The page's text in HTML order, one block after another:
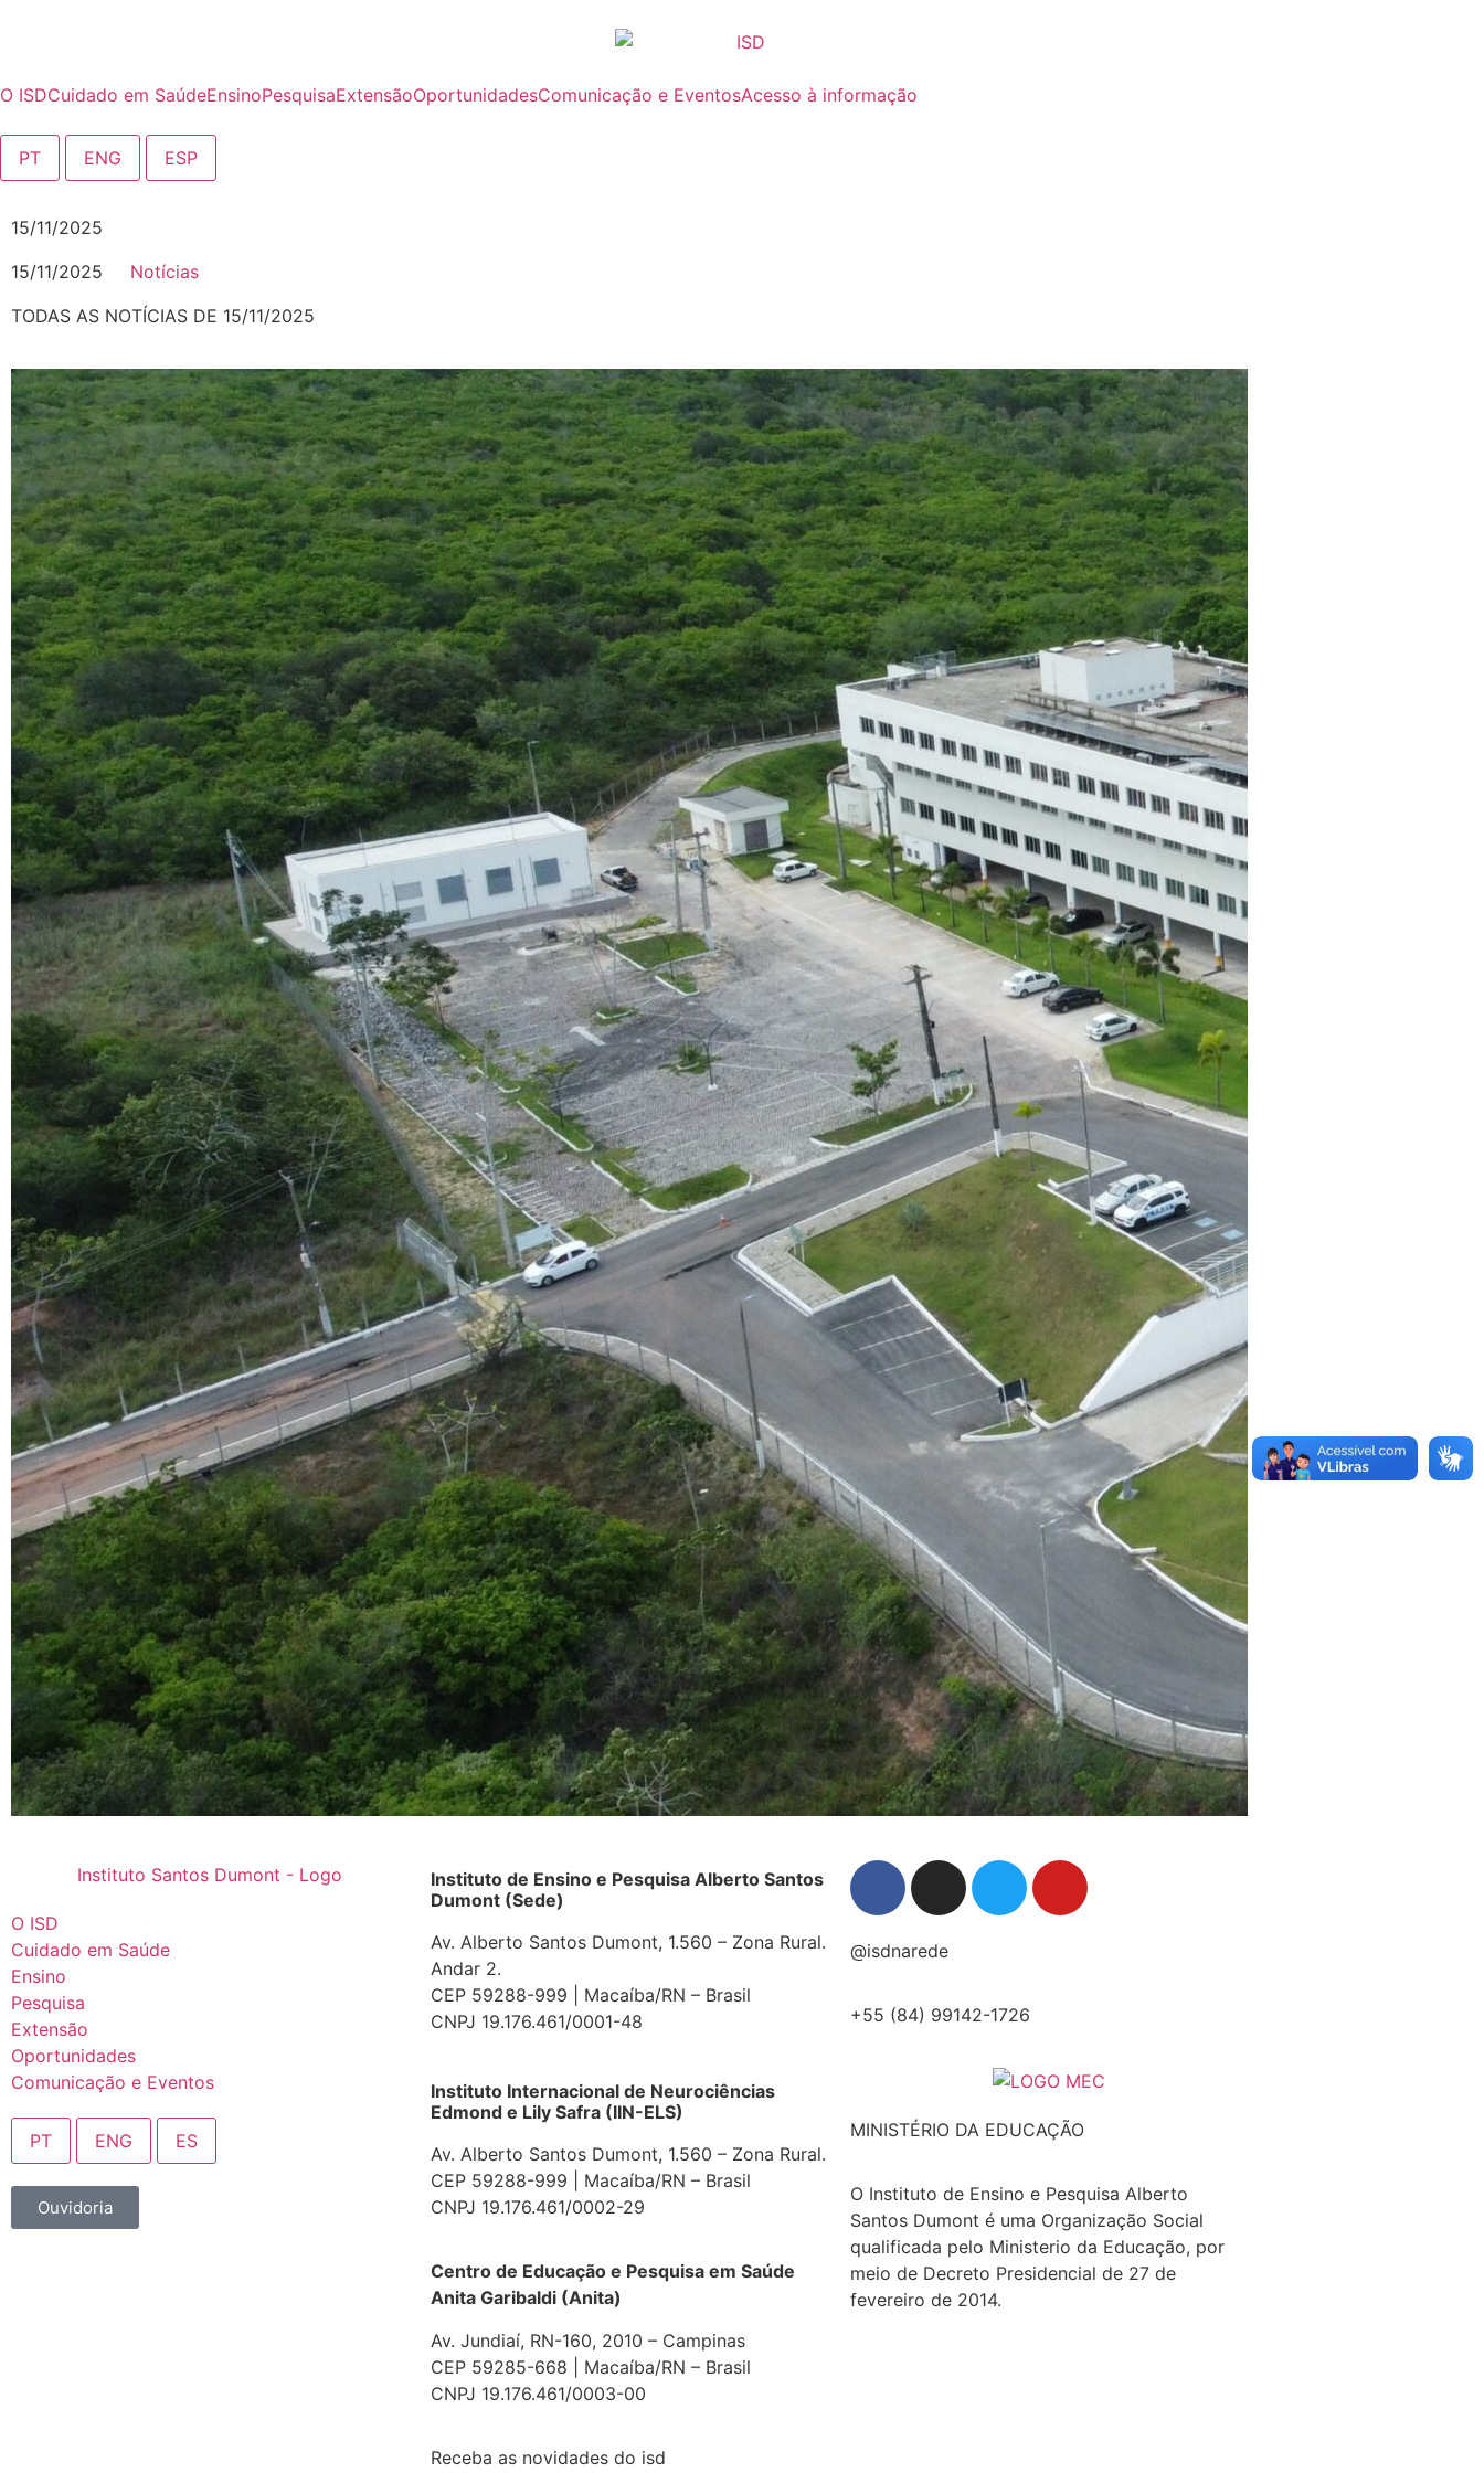
O ISDCuidado em SaúdeEnsinoPesquisaExtensãoOportunidadesComunicação e EventosAcesso à informação
PT ENG ESP
15/11/2025
15/11/2025
Notícias
TODAS AS NOTÍCIAS​ DE 15/11/2025
O ISD
Cuidado em Saúde
Ensino
Pesquisa
Extensão
Oportunidades
Comunicação e Eventos
PT ENG ES
Ouvidoria
Instituto de Ensino e Pesquisa Alberto Santos
Dumont (Sede)
Av. Alberto Santos Dumont, 1.560 – Zona Rural.
Andar 2.
CEP 59288-999 | Macaíba/RN – Brasil
CNPJ 19.176.461/0001-48
Instituto Internacional de Neurociências
Edmond e Lily Safra (IIN-ELS)
Av. Alberto Santos Dumont, 1.560 – Zona Rural.
CEP 59288-999 | Macaíba/RN – Brasil
CNPJ 19.176.461/0002-29
Centro de Educação e Pesquisa em Saúde
Anita Garibaldi (Anita)
Av. Jundiaí, RN-160, 2010 – Campinas
CEP 59285-668 | Macaíba/RN – Brasil
CNPJ 19.176.461/0003-00
Receba as novidades do isd
@isdnarede
+55 (84) 99142-1726
MINISTÉRIO DA EDUCAÇÃO
O Instituto de Ensino e Pesquisa Alberto
Santos Dumont é uma Organização Social
qualificada pelo Ministerio da Educação, por
meio de Decreto Presidencial de 27 de
fevereiro de 2014.